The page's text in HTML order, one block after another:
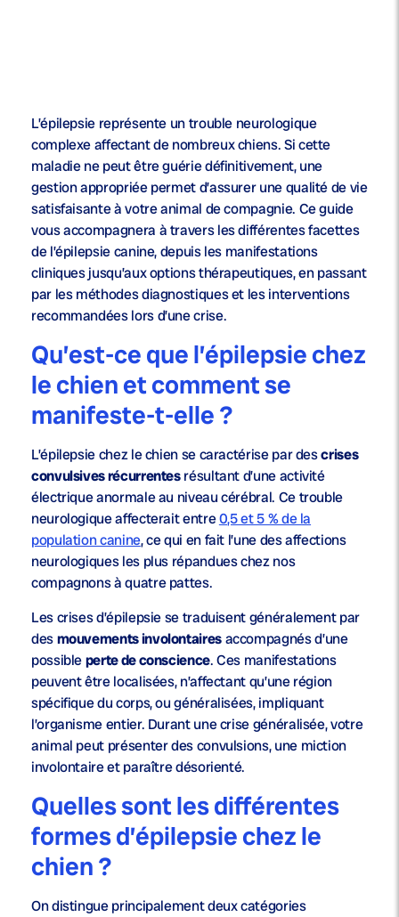
L’épilepsie représente un trouble neurologique
complexe affectant de nombreux chiens. Si cette
maladie ne peut être guérie définitivement, une
gestion appropriée permet d’assurer une qualité de vie
satisfaisante à votre animal de compagnie. Ce guide
vous accompagnera à travers les différentes facettes
de l’épilepsie canine, depuis les manifestations
cliniques jusqu’aux options thérapeutiques, en passant
par les méthodes diagnostiques et les interventions
recommandées lors d’une crise.
Qu’est-ce que l’épilepsie chez
le chien et comment se
manifeste-t-elle ?
L’épilepsie chez le chien se caractérise par descrises
convulsives récurrentesrésultant d’une activité
électrique anormale au niveau cérébral. Ce trouble
neurologique affecterait entre0,5 et 5 % de la
population canine, ce qui en fait l’une des affections
neurologiques les plus répandues chez nos
compagnons à quatre pattes.
Les crises d’épilepsie se traduisent généralement par
desmouvements involontairesaccompagnés d’une
possibleperte de conscience. Ces manifestations
peuvent être localisées, n’affectant qu’une région
spécifique du corps, ou généralisées, impliquant
l’organisme entier. Durant une crise généralisée, votre
animal peut présenter des convulsions, une miction
involontaire et paraître désorienté.
Quelles sont les différentes
formes d’épilepsie chez le
chien ?
On distingue principalement deux catégories